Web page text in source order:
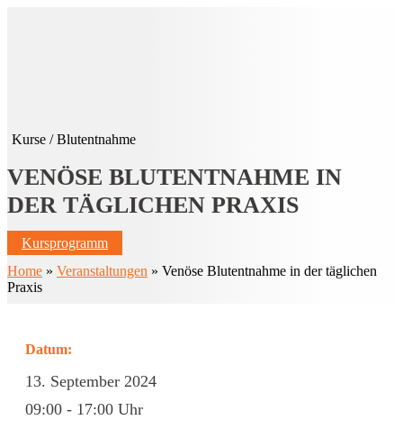
Kurse /Blutentnahme
VENÖSE BLUTENTNAHME IN
DER TÄGLICHEN PRAXIS
Kursprogramm
Home » Veranstaltungen » Venöse Blutentnahme in der täglichen
Praxis
Datum:
13. September 2024
09:00 - 17:00 Uhr